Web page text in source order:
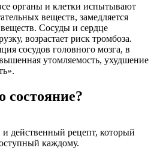
органы и клетки испытывают
веществ, замедляется
Сосуды и сердце
возрастает риск тромбоза.
сосудов головного мозга, в
утомляемость, ухудшение
состояние?
действенный рецепт, который
каждому.